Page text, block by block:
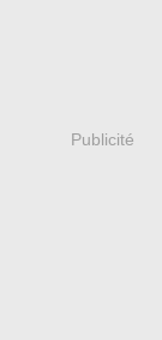
Publicité